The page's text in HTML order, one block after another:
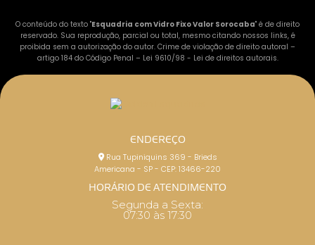
O conteúdo do texto "Esquadria com Vidro Fixo Valor Sorocaba" é de direito
reservado. Sua reprodução, parcial ou total, mesmo citando nossos links, é
proibida sem a autorização do autor. Crime de violação de direito autoral –
artigo 184 do Código Penal – Lei 9610/98 - Lei de direitos autorais.
ENDEREÇO
Rua Tupiniquins 369 - Brieds
Americana - SP - CEP: 13466-220
HORÁRIO DE ATENDIMENTO
Segunda a Sexta:
07:30 às 17:30